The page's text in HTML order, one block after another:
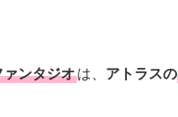
ンタジオは、 アトラスの